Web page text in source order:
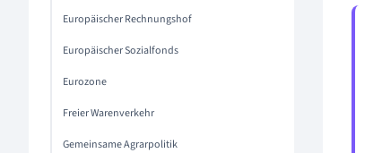
Europäischer Rechnungshof
Europäischer Sozialfonds
Eurozone
Freier Warenverkehr
Gemeinsame Agrarpolitik